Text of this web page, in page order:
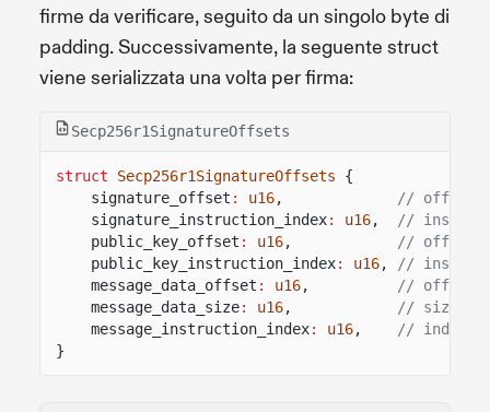
firme da verificare, seguito da un singolo byte di
padding. Successivamente, la seguente struct
viene serializzata una volta per firma:
Secp256r1SignatureOffsets
struct Secp256r1SignatureOffsets
{
signature_offset : u16,
// offset
signature_instruction_index: u16,
//
public_key_offset : u16,
// offset
public_key_instruction_index: u16,
//
message_data_offset : u16,
// offset
message_data_size: u16,
// size of
message_instruction_index: u16,
// index
}